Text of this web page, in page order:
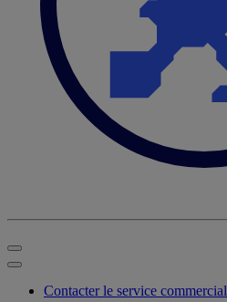
Contacter le service commercial